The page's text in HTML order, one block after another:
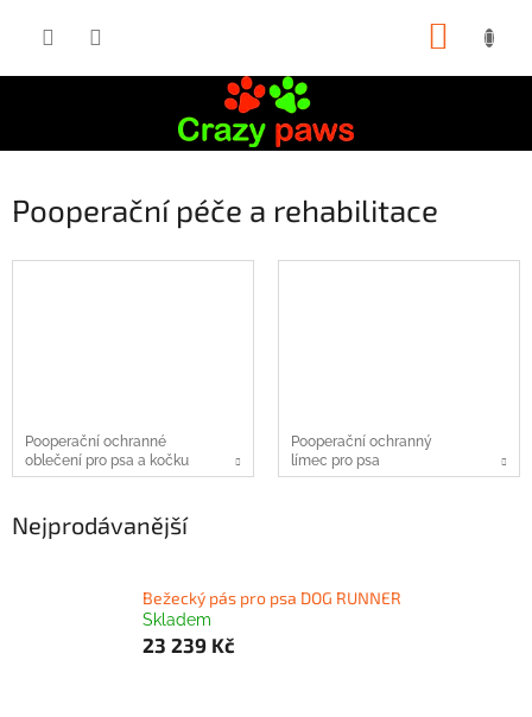
Pooperační péče a rehabilitace
Pooperační ochranné
oblečení pro psa a kočku
Pooperační ochranný
límec pro psa
Nejprodávanější
Bežecký pás pro psa DOG RUNNER
Skladem
23 239 Kč